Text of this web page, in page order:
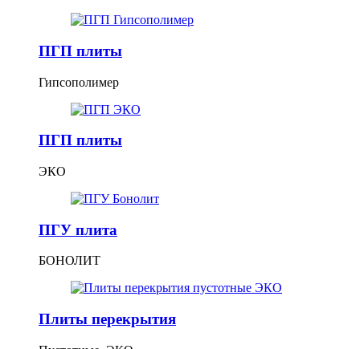
ПГП плиты
Гипсополимер
ПГП плиты
ЭКО
ПГУ плита
БОНОЛИТ
Плиты перекрытия